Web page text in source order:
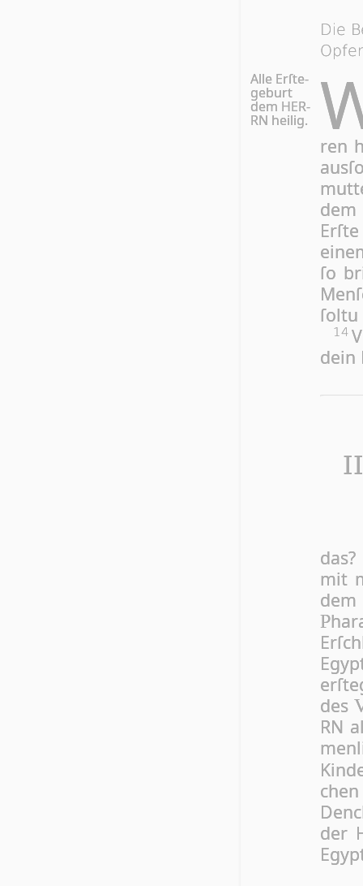
Die
Alle Erſte-
geburt
dem HER­
RN heilig.
ren
ſo
ſoltu
14
dein
II
mit
P
des
RN
der